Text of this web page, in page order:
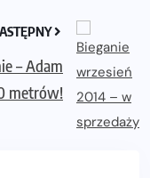
– Adam
metrów!